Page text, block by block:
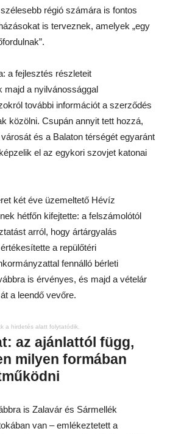
régió számára is fontos
is terveznek, amelyek „egy
a fejlesztés részleteit
majd a nyilvánossággal
további információt a szerződés
közölni. Csupán annyit tett hozzá,
és a Balaton térségét egyaránt
el az egykori szovjet katonai
két éve üzemeltető Hévíz
hétfőn kifejtette: a felszámolótól
arról, hogy ártárgyalás
a repülőtéri
fennálló bérleti
is érvényes, és majd a vételár
a leendő vevőre.
a hirdetés alatt folytatódik.
az ajánlattól függ,
milyen formában
is Zalavár és Sármellék
van – emlékeztetett a